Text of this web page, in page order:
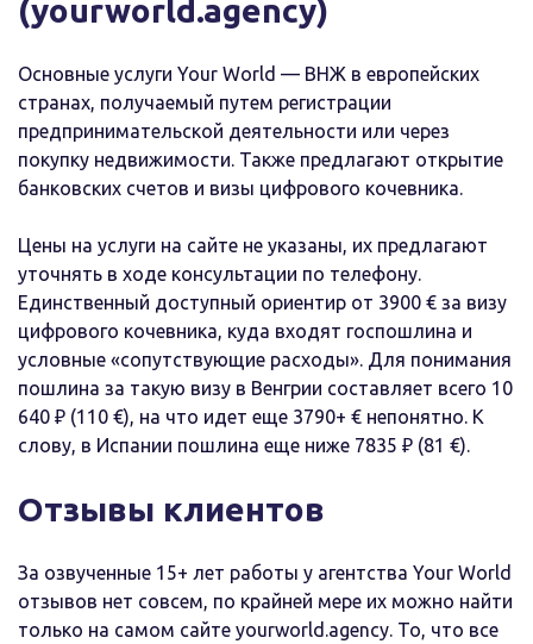
(yourworld.agency)
Основные услуги Your World — ВНЖ в европейских
странах, получаемый путем регистрации
предпринимательской деятельности или через
покупку недвижимости. Также предлагают открытие
банковских счетов и визы цифрового кочевника.
Цены на услуги на сайте не указаны, их предлагают
уточнять в ходе консультации по телефону.
Единственный доступный ориентир от 3900 € за визу
цифрового кочевника, куда входят госпошлина и
условные «сопутствующие расходы». Для понимания
пошлина за такую визу в Венгрии составляет всего 10
640 ₽ (110 €), на что идет еще 3790+ € непонятно. К
слову, в Испании пошлина еще ниже 7835 ₽ (81 €).
Отзывы клиентов
За озвученные 15+ лет работы у агентства Your World
отзывов нет совсем, по крайней мере их можно найти
только на самом сайте yourworld.agency. То, что все